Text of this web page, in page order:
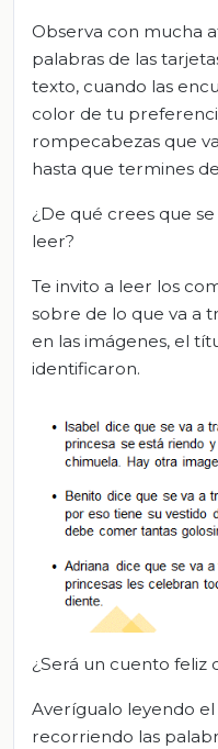
Observa con mucha
palabras de las
texto, cuando las
color de tu
rompecabezas que
hasta que termines
¿De qué crees que
leer?
Te invito a leer los
sobre de lo que va a
en las imágenes, el
identificaron.
¿Será un cuento feliz
Averígualo leyendo
recorriendo las